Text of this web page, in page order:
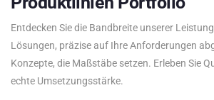
Entdecken Sie die Bandbreite unserer
Lösungen, präzise auf Ihre Anforderungen
Konzepte, die Maßstäbe setzen. Erleben Sie
echte Umsetzungsstärke.